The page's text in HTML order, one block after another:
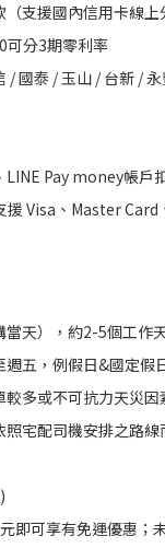
（支援國內信用卡線
可分3期零利率
/ 國泰 / 玉山 / 台新 /
Pay money帳戶
援 Visa、Master Card
天），約2-5個工作
五，例假日&國定假
多或不可抗力天災因
宅配司機安排之路線
即可享有免運優惠；